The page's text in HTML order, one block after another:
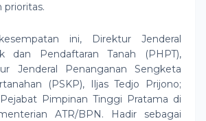
prioritas.
ini, Direktur Jenderal
dan Pendaftaran Tanah (PHPT),
Jenderal Penanganan Sengketa
(PSKP), Iljas Tedjo Prijono;
Pimpinan Tinggi Pratama di
ATR/BPN. Hadir sebagai